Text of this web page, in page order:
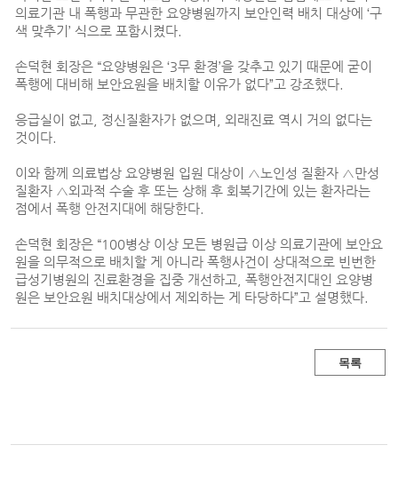
의료기관 내 폭행과 무관한 요양병원까지 보안인력 배치 대상에 ‘구
색 맞추기’ 식으로 포함시켰다.
손덕현 회장은 “요양병원은 ‘3무 환경’을 갖추고 있기 때문에 굳이
폭행에 대비해 보안요원을 배치할 이유가 없다”고 강조했다.
응급실이 없고, 정신질환자가 없으며, 외래진료 역시 거의 없다는
것이다.
이와 함께 의료법상 요양병원 입원 대상이 △노인성 질환자 △만성
질환자 △외과적 수술 후 또는 상해 후 회복기간에 있는 환자라는
점에서 폭행 안전지대에 해당한다.
손덕현 회장은 “100병상 이상 모든 병원급 이상 의료기관에 보안요
원을 의무적으로 배치할 게 아니라 폭행사건이 상대적으로 빈번한
급성기병원의 진료환경을 집중 개선하고, 폭행안전지대인 요양병
원은 보안요원 배치대상에서 제외하는 게 타당하다”고 설명했다.
목록